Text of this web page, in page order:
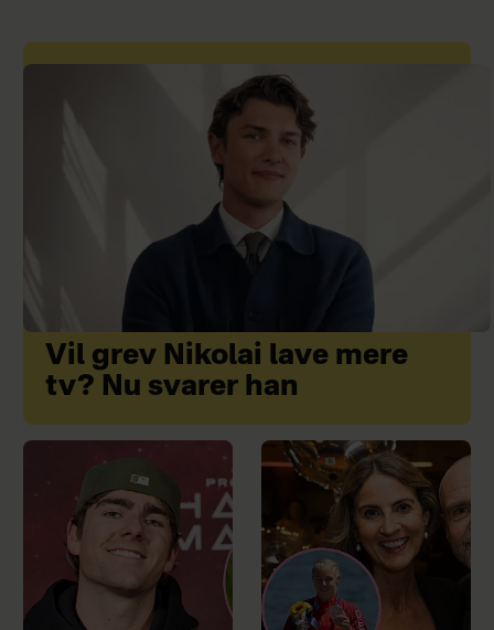
Vil grev Nikolai lave mere
tv? Nu svarer han